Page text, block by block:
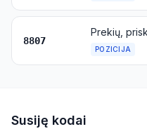
8807
POZICIJA
Susiję kodai